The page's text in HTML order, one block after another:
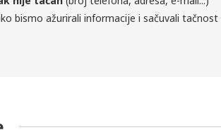
bismo ažurirali informacije i sačuvali tačnost